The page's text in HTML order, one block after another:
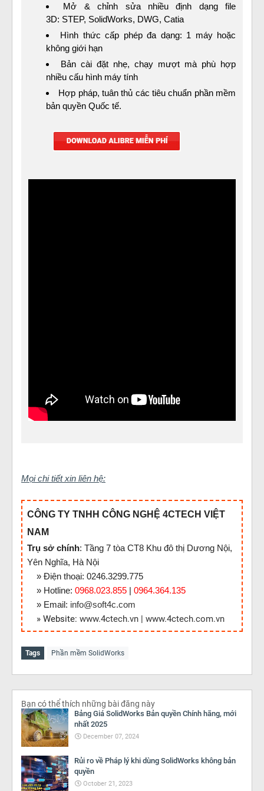
Mở & chỉnh sửa nhiều định dạng file
3D: STEP, SolidWorks, DWG, Catia
Hình thức cấp phép đa dạng: 1 máy hoặc
không giới hạn
Bản cài đặt nhẹ, chạy mượt mà phù hợp
nhiều cấu hình máy tính
Hợp pháp, tuân thủ các tiêu chuẩn phần mềm
bản quyền Quốc tế.
Mọi chi tiết xin liên hệ:
CÔNG TY TNHH CÔNG NGHỆ 4CTECH VIỆT
NAM
Trụ sở chính: Tầng 7 tòa CT8 Khu đô thị Dương Nội,
Yên Nghĩa, Hà Nội
» Điện thoại: 0246.3299.775
» Hotline: 0968.023.855 | 0964.364.135
» Email: info@soft4c.com
» Website: www.4ctech.vn | www.4ctech.com.vn
Tags Phần mềm SolidWorks
Bạn có thể thích những bài đăng này
Bảng Giá SolidWorks Bản quyền Chính hãng, mới
nhất 2025
December 07, 2024
Rủi ro về Pháp lý khi dùng SolidWorks không bản
quyền
October 21, 2023